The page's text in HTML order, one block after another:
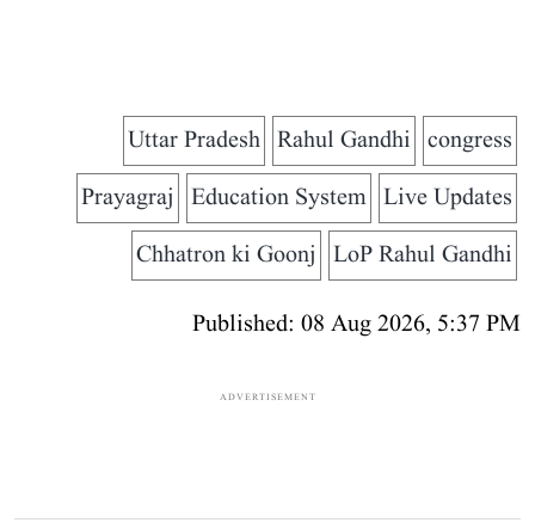
congress
Rahul Gandhi
Uttar Pradesh
Live Updates
Education System
Prayagraj
LoP Rahul Gandhi
Chhatron ki Goonj
Published: 08 Aug 2026, 5:37 PM
ADVERTISEMENT